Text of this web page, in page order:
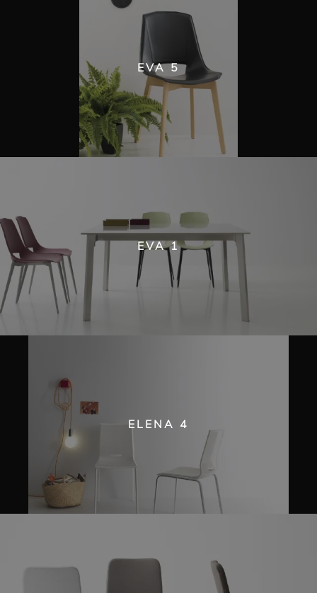
EVA 5
EVA 1
ELENA 4